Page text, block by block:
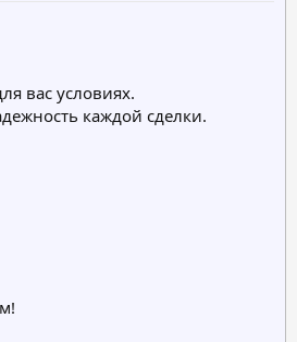
вас условиях.
каждой сделки.